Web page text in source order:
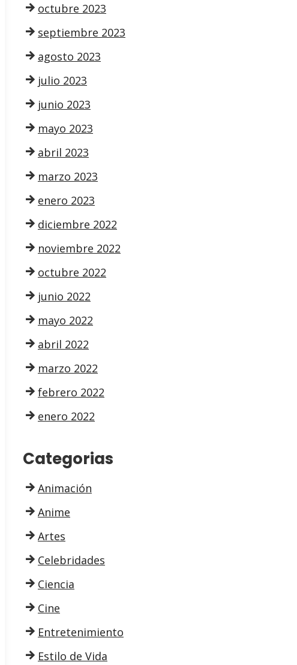
octubre 2023
septiembre 2023
agosto 2023
julio 2023
junio 2023
mayo 2023
abril 2023
marzo 2023
enero 2023
diciembre 2022
noviembre 2022
octubre 2022
junio 2022
mayo 2022
abril 2022
marzo 2022
febrero 2022
enero 2022
Categorias
Animación
Anime
Artes
Celebridades
Ciencia
Cine
Entretenimiento
Estilo de Vida